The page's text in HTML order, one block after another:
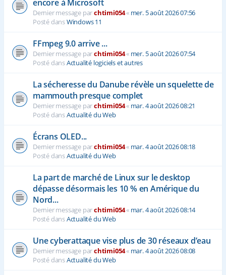
encore à Microsoft
Dernier message parchtimi054« mer. 5 août 2026 07:56
Posté dansWindows 11
FFmpeg 9.0 arrive ...
Dernier message parchtimi054« mer. 5 août 2026 07:54
Posté dansActualité logiciels et autres
La sécheresse du Danube révèle un squelette de
mammouth presque complet
Dernier message parchtimi054« mar. 4 août 2026 08:21
Posté dansActualité du Web
Écrans OLED...
Dernier message parchtimi054« mar. 4 août 2026 08:18
Posté dansActualité du Web
La part de marché de Linux sur le desktop
dépasse désormais les 10 % en Amérique du
Nord...
Dernier message parchtimi054« mar. 4 août 2026 08:14
Posté dansActualité du Web
Une cyberattaque vise plus de 30 réseaux d’eau
Dernier message parchtimi054« mar. 4 août 2026 08:08
Posté dansActualité du Web